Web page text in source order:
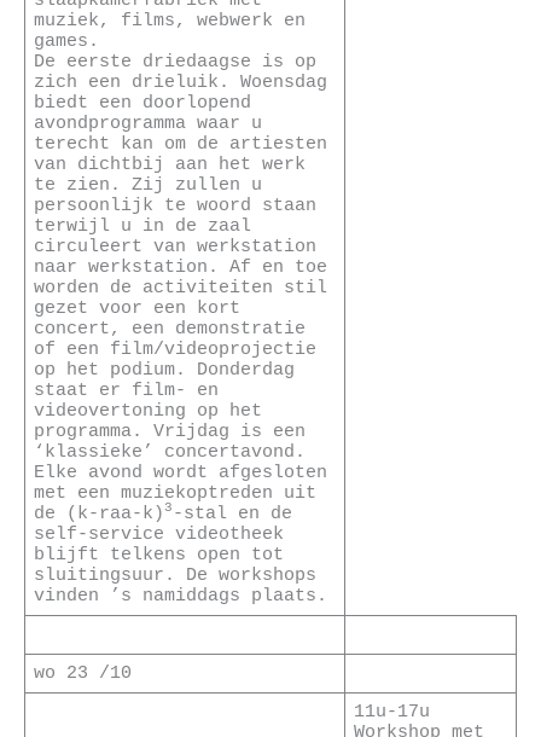
muziek, films, webwerk en
games.
De eerste driedaagse is op
zich een drieluik. Woensdag
biedt een doorlopend
avondprogramma waar u
terecht kan om de artiesten
van dichtbij aan het werk
te zien. Zij zullen u
persoonlijk te woord staan
terwijl u in de zaal
circuleert van werkstation
naar werkstation. Af en toe
worden de activiteiten stil
gezet voor een kort
concert, een demonstratie
of een film/videoprojectie
op het podium. Donderdag
staat er film- en
videovertoning op het
programma. Vrijdag is een
‘klassieke’ concertavond.
Elke avond wordt afgesloten
met een muziekoptreden uit
de (k-raa-k) 3 -stal en de
self-service videotheek
blijft telkens open tot
sluitingsuur. De workshops
vinden ’s namiddags plaats.
wo 23 /10
11u-17u
Workshop met